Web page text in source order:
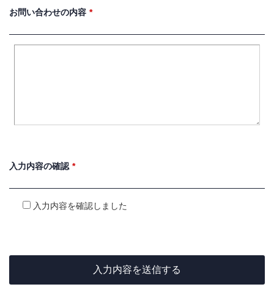
お問い合わせの内容 *
入力内容の確認 *
入力内容を確認しました